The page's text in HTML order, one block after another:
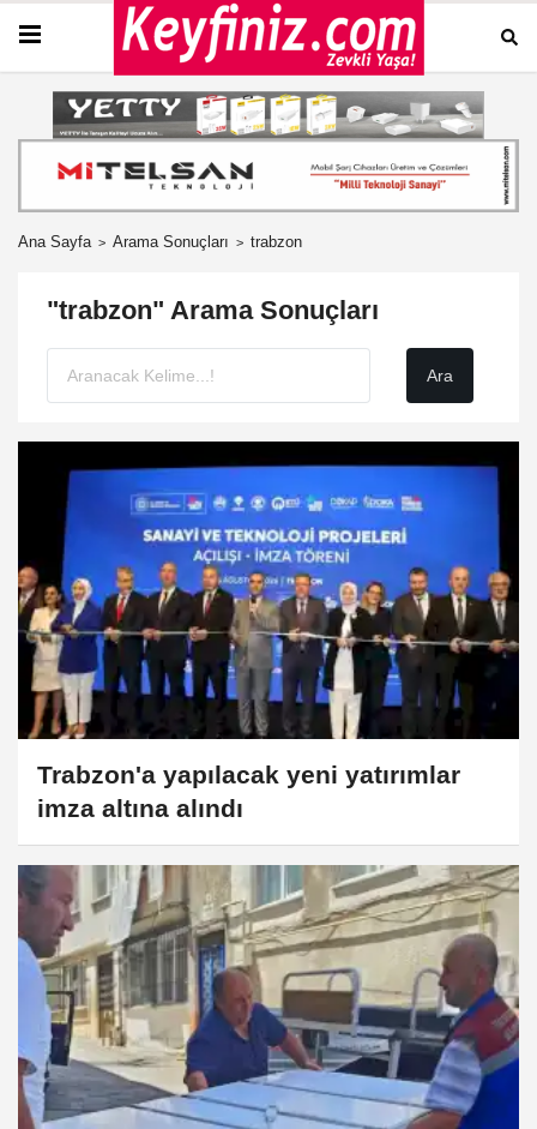
Ana Sayfa Arama Sonuçları trabzon
"trabzon" Arama Sonuçları
Trabzon'a yapılacak yeni yatırımlar
imza altına alındı